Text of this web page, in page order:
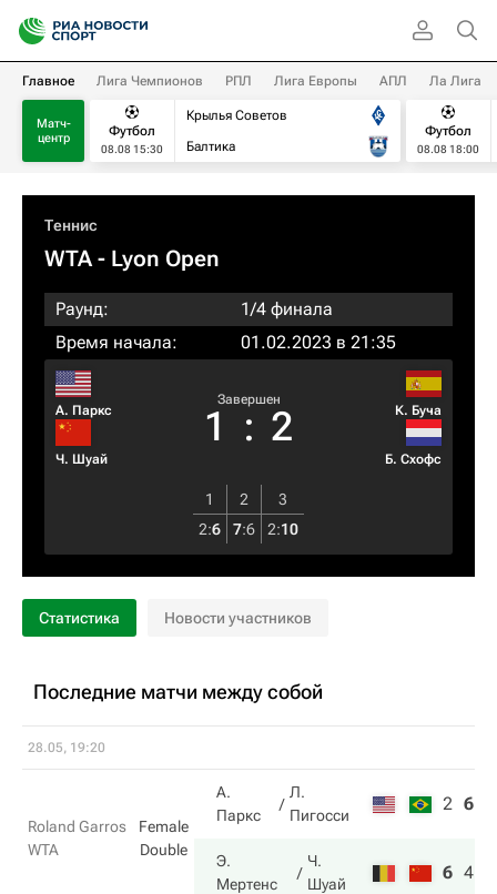
Главное Лига Чемпионов РПЛ Лига Европы АПЛ Ла Лига
Матч-
центр
Футбол
08.08 15:30
Крылья Советов
Балтика
Футбол
08.08 18:00
Теннис
WTA- Lyon Open
Раунд:
1/4 финала
Время начала:
01.02.2023 в 21:35
А. Паркс
Ч. Шуай
Завершен
1 : 2 К. Буча
Б. Схофс
1 2
3
2:6 7:6 2:10
Статистика Новости участников
Последние матчи между собой
28.05, 19:20
Roland Garros
WTA
Female
Double
А.
Паркс
Л.
Пигосси
2 6
Э.
Мертенс
Ч.
Шуай
6 4